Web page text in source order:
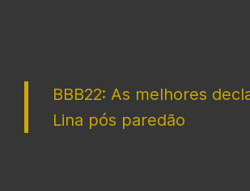
BBB22: As melhores
Lina pós paredão